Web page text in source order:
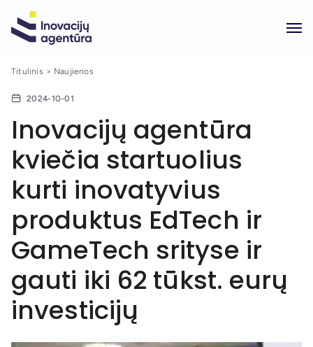
Titulinis Naujienos
2024-10-01
Inovacijų agentūra
kviečia startuolius
kurti inovatyvius
produktus EdTech ir
GameTech srityse ir
gauti iki 62 tūkst. eurų
investicijų